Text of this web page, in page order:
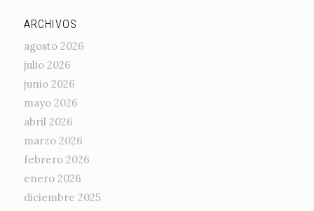
ARCHIVOS
agosto 2026
julio 2026
junio 2026
mayo 2026
abril 2026
marzo 2026
febrero 2026
enero 2026
diciembre 2025